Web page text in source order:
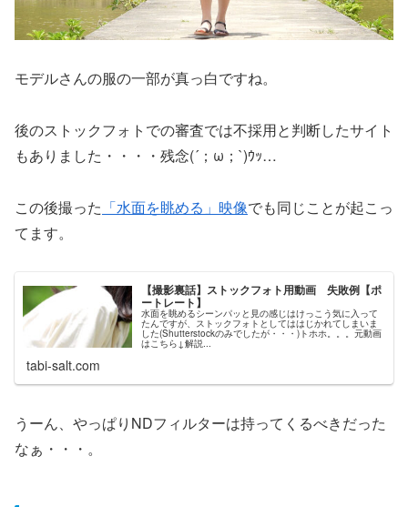
モデルさんの服の一部が真っ白ですね。
後のストックフォトでの審査では不採用と判断したサイト
もありました・・・・残念(´；ω；`)ｳｯ…
この後撮った 「水面を眺める」映像でも同じことが起こっ
てます。
【撮影裏話】ストックフォト用動画 失敗例【ポ
ートレート】
水面を眺めるシーンパッと見の感じはけっこう気に入って
たんですが、ストックフォトとしてははじかれてしまいま
した(Shutterstockのみでしたが・・・)トホホ。。。元動画
はこちら↓解説...
tabi-salt.com
うーん、やっぱりNDフィルターは持ってくるべきだった
なぁ・・・。